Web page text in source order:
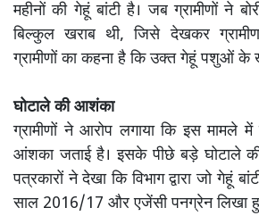
महीनों की गेहूं बांटी है। जब ग्रामीणों ने
बिल्कुल खराब थी, जिसे देखकर
ग्रामीणों का कहना है कि उक्त गेहूं पशुओं के
घोटाले की आशंका
ग्रामीणों ने आरोप लगाया कि इस मामले
आंशका जताई है। इसके पीछे बड़े घोटाले
पत्रकारों ने देखा कि विभाग द्वारा जो गेहूं
साल 2016/17 और एजेंसी पनग्रेन लिखा